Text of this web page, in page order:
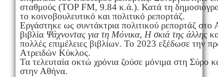
σταθμούς (ΤΟP FM, 9.84 κ.ά.). Κατά τη
το κοινοβουλευτικό και πολιτικό ρεπορτάζ.
Εργάστηκε ως συντάκτρια πολιτικού ρεπορτάζ
βιβλία Ψάχνοντας για τη Μόνικα, Η σκιά της άλλης
πολλές επιμέλειες βιβλίων. Το 2023 εξέδωσε την
Ατρειδών Κύκλος.
Τα τελευταία οκτώ χρόνια ζούσε μόνιμα στη Σύρο
στην Αθήνα.